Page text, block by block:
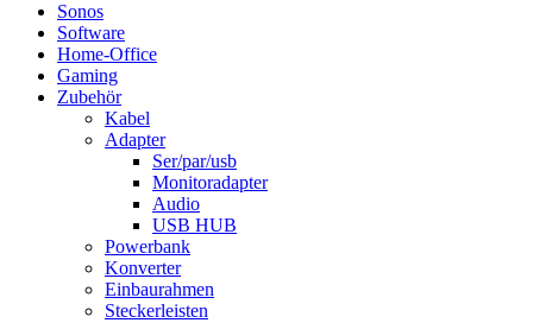
Sonos
Software
Home-Office
Gaming
Zubehör
Kabel
Adapter
Ser/par/usb
Monitoradapter
Audio
USB HUB
Powerbank
Konverter
Einbaurahmen
Steckerleisten